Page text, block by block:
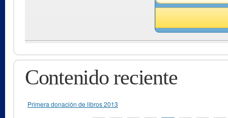
Contenido reciente
Primera donación de libros 2013